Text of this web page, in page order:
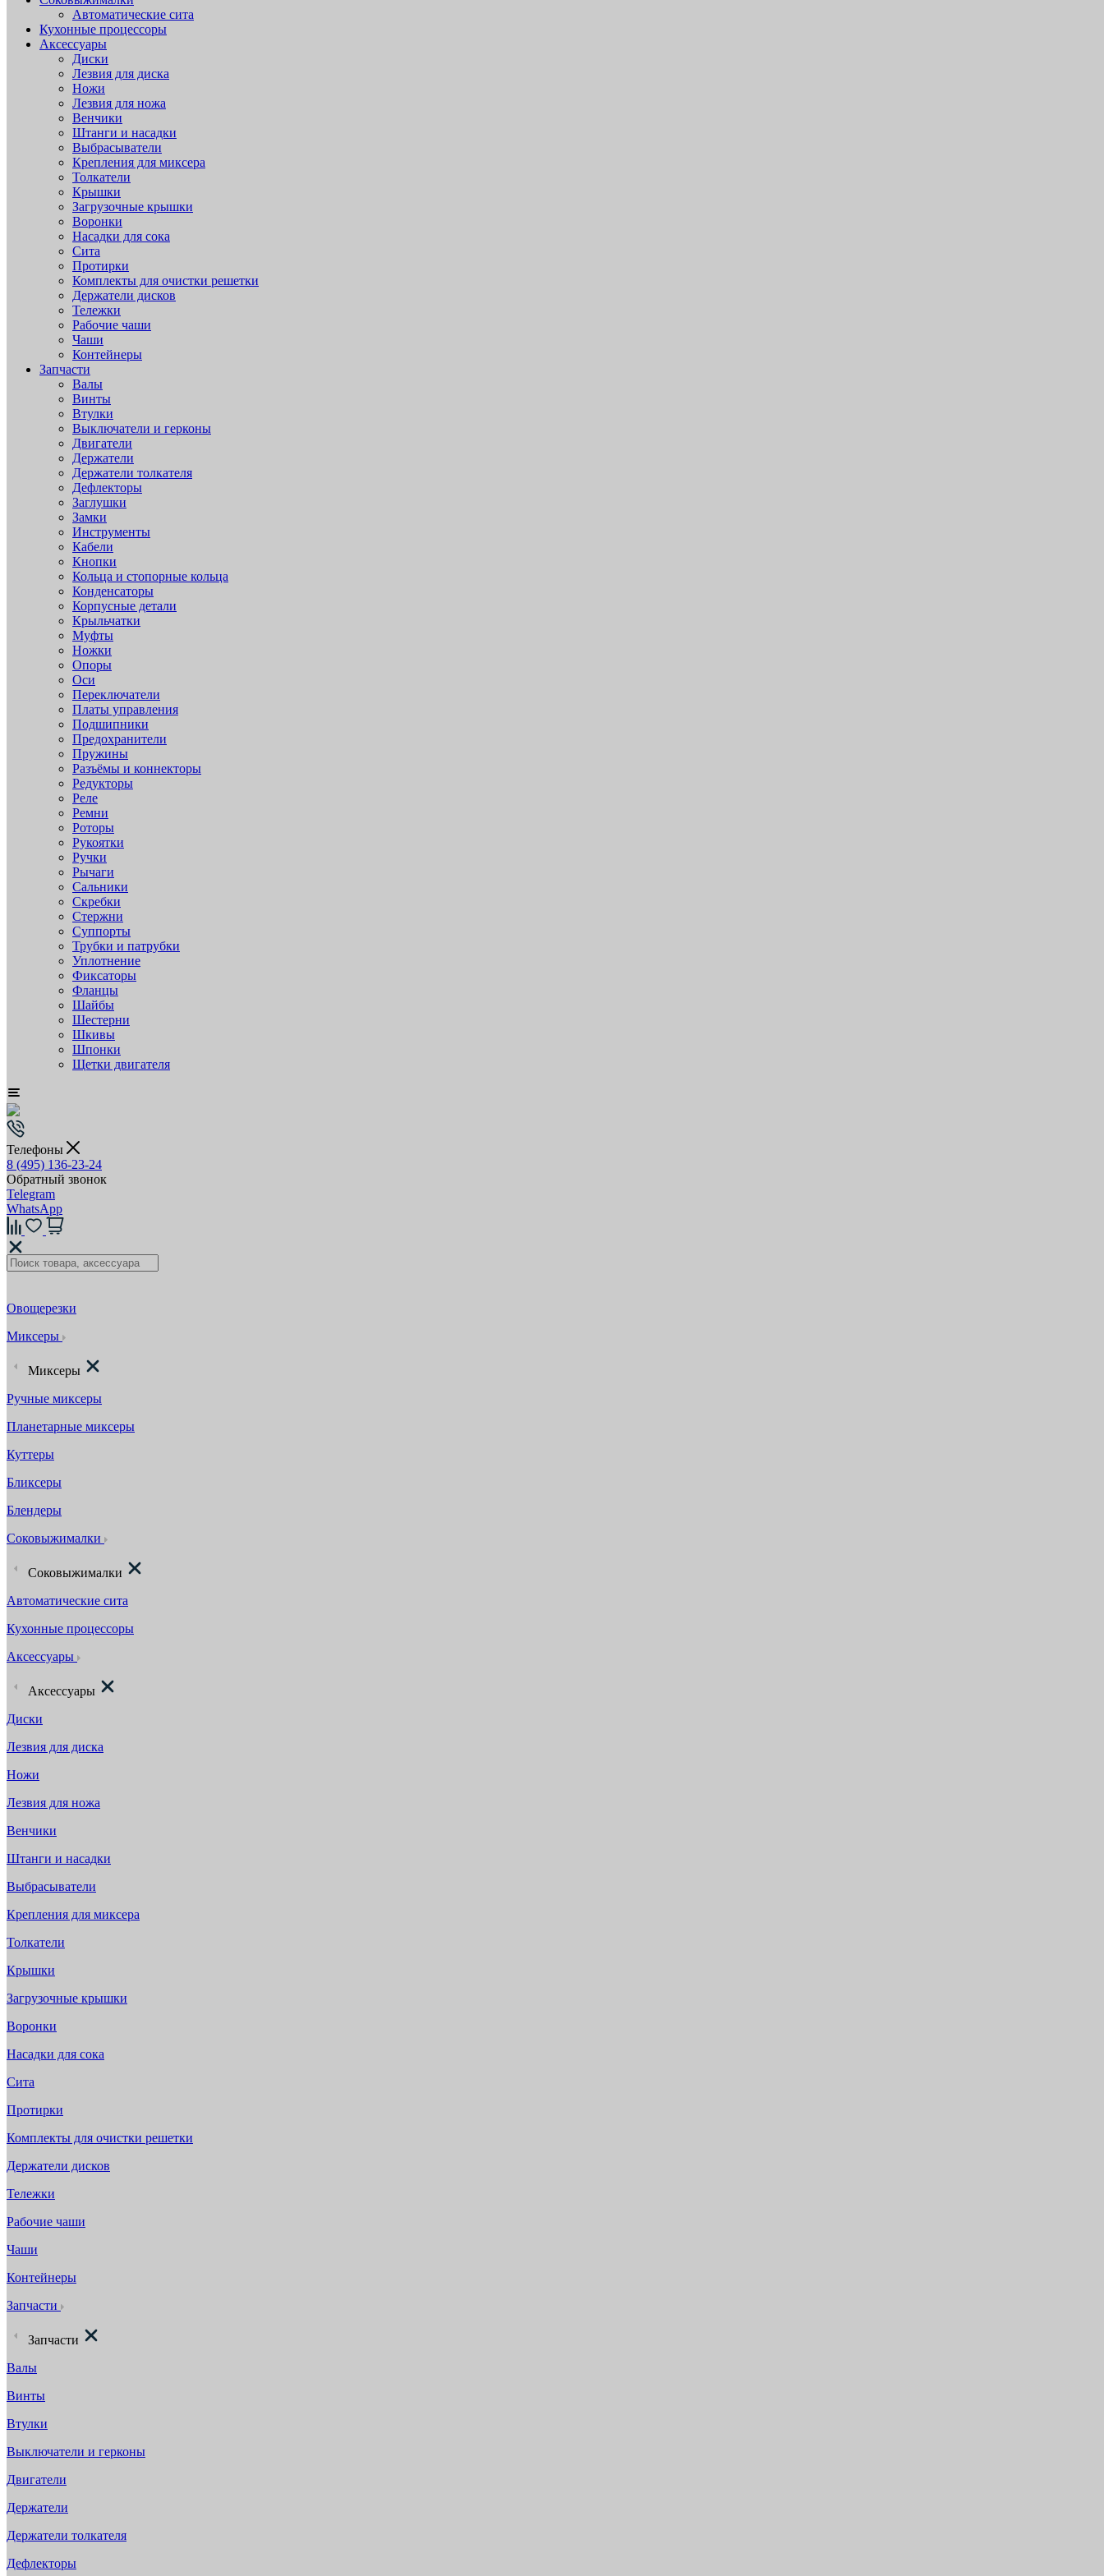
Автоматические сита
Кухонные процессоры
Аксессуары
Диски
Лезвия для диска
Ножи
Лезвия для ножа
Венчики
Штанги и насадки
Выбрасыватели
Крепления для миксера
Толкатели
Крышки
Загрузочные крышки
Воронки
Насадки для сока
Сита
Протирки
Комплекты для очистки решетки
Держатели дисков
Тележки
Рабочие чаши
Чаши
Контейнеры
Запчасти
Валы
Винты
Втулки
Выключатели и герконы
Двигатели
Держатели
Держатели толкателя
Дефлекторы
Заглушки
Замки
Инструменты
Кабели
Кнопки
Кольца и стопорные кольца
Конденсаторы
Корпусные детали
Крыльчатки
Муфты
Ножки
Опоры
Оси
Переключатели
Платы управления
Подшипники
Предохранители
Пружины
Разъёмы и коннекторы
Редукторы
Реле
Ремни
Роторы
Рукоятки
Ручки
Рычаги
Сальники
Скребки
Стержни
Суппорты
Трубки и патрубки
Уплотнение
Фиксаторы
Фланцы
Шайбы
Шестерни
Шкивы
Шпонки
Щетки двигателя
Телефоны
8 (495) 136-23-24
Обратный звонок
Telegram
WhatsApp
Овощерезки
Миксеры
Миксеры
Ручные миксеры
Планетарные миксеры
Куттеры
Бликсеры
Блендеры
Соковыжималки
Соковыжималки
Автоматические сита
Кухонные процессоры
Аксессуары
Аксессуары
Диски
Лезвия для диска
Ножи
Лезвия для ножа
Венчики
Штанги и насадки
Выбрасыватели
Крепления для миксера
Толкатели
Крышки
Загрузочные крышки
Воронки
Насадки для сока
Сита
Протирки
Комплекты для очистки решетки
Держатели дисков
Тележки
Рабочие чаши
Чаши
Контейнеры
Запчасти
Запчасти
Валы
Винты
Втулки
Выключатели и герконы
Двигатели
Держатели
Держатели толкателя
Дефлекторы